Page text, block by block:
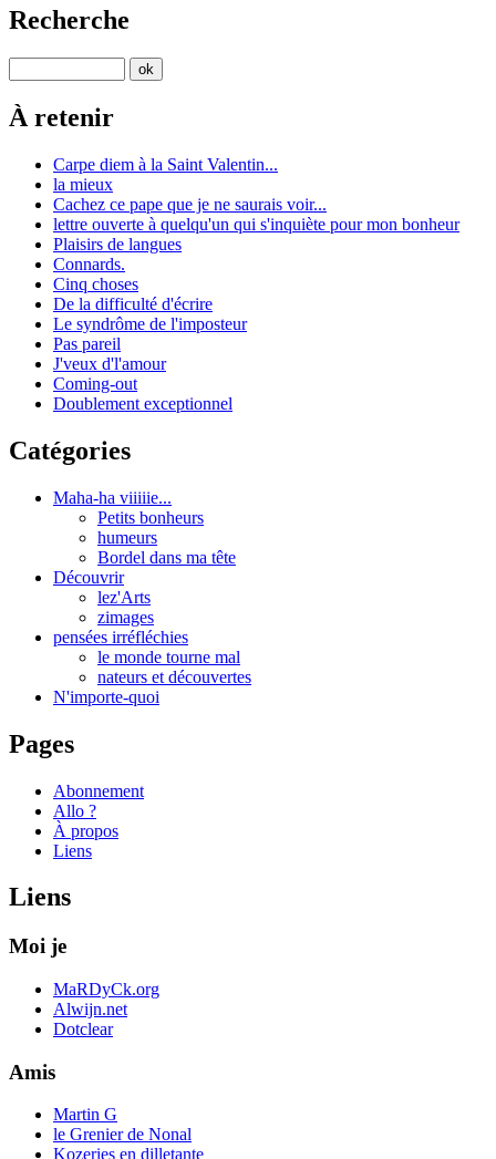
Recherche
À retenir
Carpe diem à la Saint Valentin...
la mieux
Cachez ce pape que je ne saurais voir...
lettre ouverte à quelqu'un qui s'inquiète pour mon bonheur
Plaisirs de langues
Connards.
Cinq choses
De la difficulté d'écrire
Le syndrôme de l'imposteur
Pas pareil
J'veux d'l'amour
Coming-out
Doublement exceptionnel
Catégories
Maha-ha viiiiie...
Petits bonheurs
humeurs
Bordel dans ma tête
Découvrir
lez'Arts
zimages
pensées irréfléchies
le monde tourne mal
nateurs et découvertes
N'importe-quoi
Pages
Abonnement
Allo ?
À propos
Liens
Liens
Moi je
MaRDyCk.org
Alwijn.net
Dotclear
Amis
Martin G
le Grenier de Nonal
Kozeries en dilletante